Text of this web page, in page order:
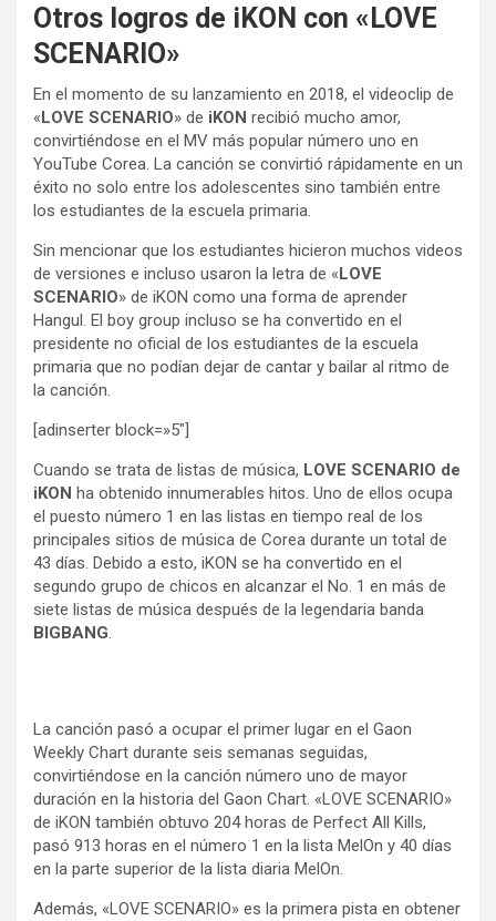
Otros logros de iKON con «LOVE
SCENARIO»
En el momento de su lanzamiento en 2018, el videoclip de
«LOVE SCENARIO» de iKON recibió mucho amor,
convirtiéndose en el MV más popular número uno en
YouTube Corea. La canción se convirtió rápidamente en un
éxito no solo entre los adolescentes sino también entre
los estudiantes de la escuela primaria.
Sin mencionar que los estudiantes hicieron muchos videos
de versiones e incluso usaron la letra de «LOVE
SCENARIO» de iKON como una forma de aprender
Hangul. El boy group incluso se ha convertido en el
presidente no oficial de los estudiantes de la escuela
primaria que no podían dejar de cantar y bailar al ritmo de
la canción.
[adinserter block=»5″]
Cuando se trata de listas de música, LOVE SCENARIO de
iKON ha obtenido innumerables hitos. Uno de ellos ocupa
el puesto número 1 en las listas en tiempo real de los
principales sitios de música de Corea durante un total de
43 días. Debido a esto, iKON se ha convertido en el
segundo grupo de chicos en alcanzar el No. 1 en más de
siete listas de música después de la legendaria banda
BIGBANG.
La canción pasó a ocupar el primer lugar en el Gaon
Weekly Chart durante seis semanas seguidas,
convirtiéndose en la canción número uno de mayor
duración en la historia del Gaon Chart. «LOVE SCENARIO»
de iKON también obtuvo 204 horas de Perfect All Kills,
pasó 913 horas en el número 1 en la lista MelOn y 40 días
en la parte superior de la lista diaria MelOn.
Además, «LOVE SCENARIO» es la primera pista en obtener